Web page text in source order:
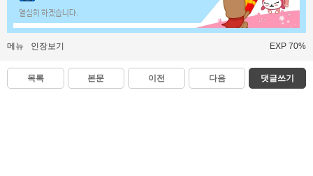
열심히 하겠습니다.
메뉴 인장보기 EXP 70%
목록 본문 이전 다음 댓글쓰기